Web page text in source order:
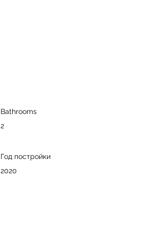
Bathrooms
2
Год постройки
2020